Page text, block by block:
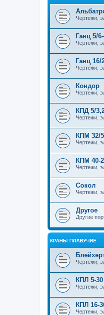
Чертежи,
Ганц 5/
Чертежи,
Ганц 16/
Чертежи,
Кондор
Чертежи,
КПД 5/
Чертежи,
КПМ 32/
Чертежи,
КПМ 40-
Чертежи,
Сокол
Чертежи,
Другое
Другие
КРАНЫ ПЛАВУЧИЕ
Чертежи,
КПЛ 5-30
Чертежи,
КПЛ 16-
Чертежи,